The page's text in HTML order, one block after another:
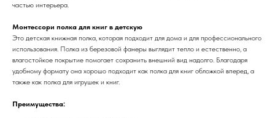
частью интерьера.
Монтессори полка для книг в детскую
Это детская книжная полка, которая подходит для дома и для профессионального
использования. Полка из березовой фанеры выглядит тепло и естественно, а
влагостойкое покрытие помогает сохранить внешний вид надолго. Благодаря
удобному формату она хорошо подходит как полка для книг обложкой вперед, а
также как полка для игрушек и книг.
Преимущества: